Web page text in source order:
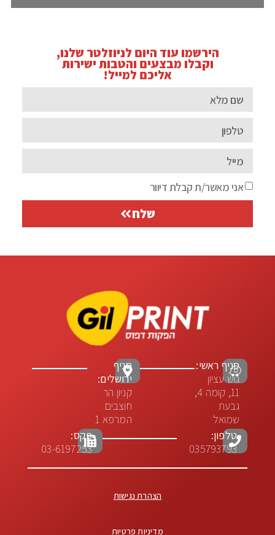
הירשמו עוד היום לניוזלטר שלנו,
וקבלו מבצעים והטבות ישירות
אליכם למייל!
אני מאשר/ת קבלת דיוור
שלח
סניף ראשי:
גוש עציון
11, קומה 4,
גבעת
שמואל
סניף
ירושלים:
קניון הר
חוצבים
המרפא 1
טלפון:
035793793
פקס:
03-6197253
הצהרת נגישות
מדיניות פרטיות